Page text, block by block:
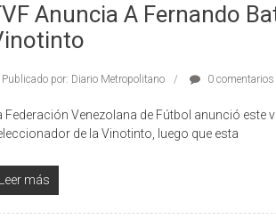
Anuncia A Fernando
Publicado por: Diario Metropolitano 0 comentarios
Federación Venezolana de Fútbol anunció
de la Vinotinto, luego que esta
Leer más